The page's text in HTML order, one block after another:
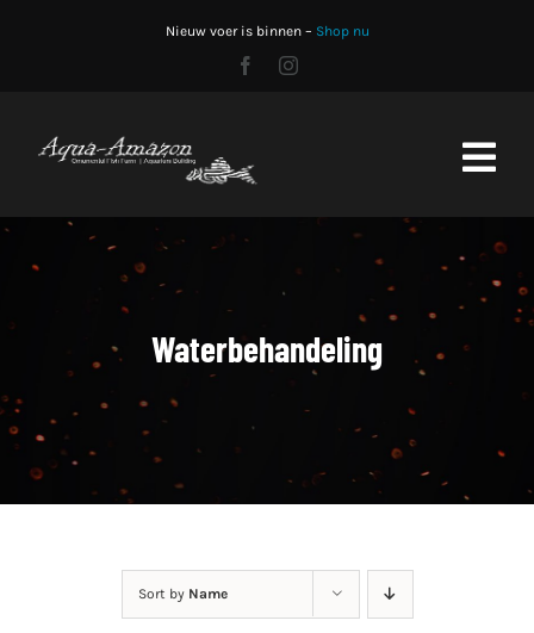
Nieuw voer is binnen – Shop nu
Stocklist
Aquariumbouw
CO2 fles vullen
Waterbehandeling
Sort by Name